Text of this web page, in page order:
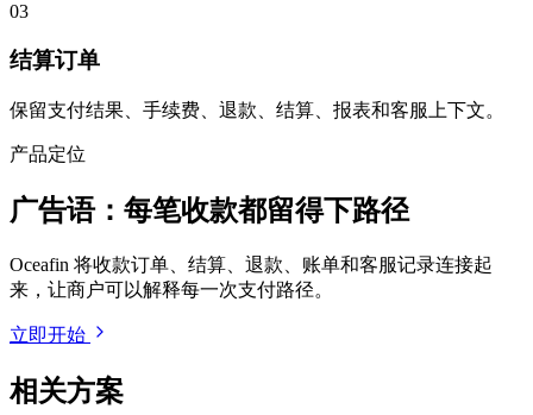
03
结算订单
保留支付结果、手续费、退款、结算、报表和客服上下文。
产品定位
广告语：每笔收款都留得下路径
Oceafin 将收款订单、结算、退款、账单和客服记录连接起
来，让商户可以解释每一次支付路径。
立即开始
相关方案